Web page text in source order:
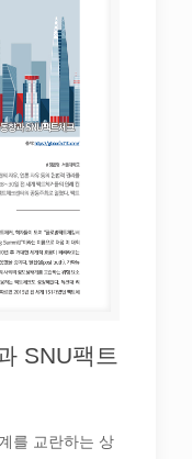
SNU팩트
를 교란하는 상